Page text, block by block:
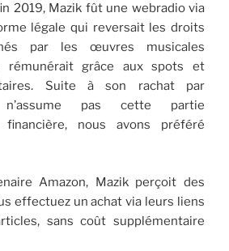
2019, Mazik fût une webradio via
légale qui reversait les droits
par les œuvres musicales
rémunérait grâce aux spots et
Suite à son rachat par
pas cette partie
nous avons préféré
Amazon, Mazik perçoit des
effectuez un achat via leurs liens
sans coût supplémentaire